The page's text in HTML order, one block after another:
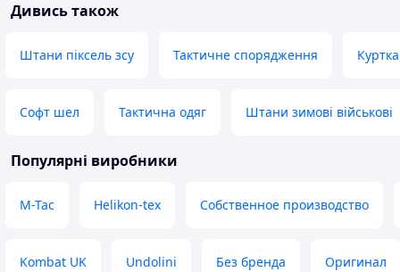
Дивись також
Штани піксель зсу Тактичне спорядження
Софт шел Тактична одяг Штани зимові військові
Популярні виробники
M-Tac Helikon-tex Собственное производство
Kombat UK Undolini Без бренда Оригинал